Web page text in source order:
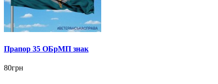
Прапор 35 ОБрМП знак
80грн